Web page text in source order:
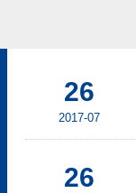
26
2017-07
26